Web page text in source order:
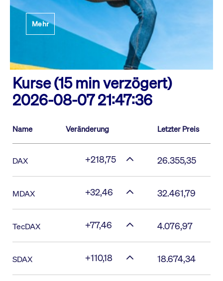
Mehr
Kurse (15 min verzögert)
2026-08-07 21:47:36
Name Veränderung Letzter Preis
DAX +218,75 26.355,35
MDAX +32,46 32.461,79
TecDAX +77,46 4.076,97
SDAX +110,18 18.674,34